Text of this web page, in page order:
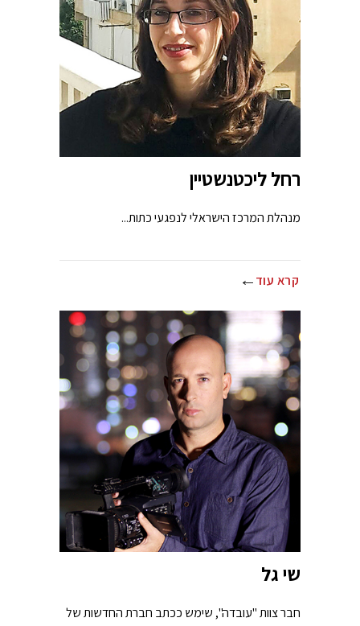
רחל ליכטנשטיין
מנהלת המרכז הישראלי לנפגעי כתות...
קרא עוד
שי גל
חבר צוות "עובדה", שימש ככתב חברת החדשות של